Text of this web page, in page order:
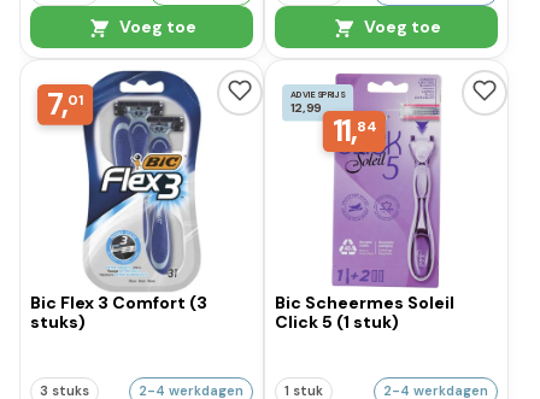
Voeg toe Voeg toe
7,01
Bic Flex 3 Comfort (3
stuks)
3 stuks 2-4 werkdagen
ADVIESPRIJS
12,99
11,84
Bic Scheermes Soleil
Click 5 (1 stuk)
1 stuk 2-4 werkdagen